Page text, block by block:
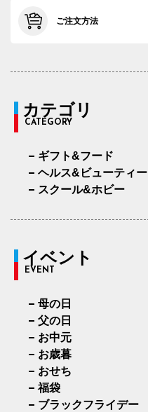
ご注文方法
カテゴリ
CATEGORY
ギフト&フード
ヘルス&ビューティー
スクール&ホビー
イベント
EVENT
母の日
父の日
お中元
お歳暮
おせち
福袋
ブラックフライデー